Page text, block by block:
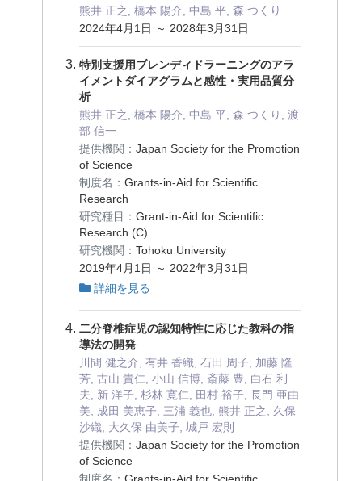
熊井 正之, 橋本 陽介, 中島 平, 森 つくり
2024年4月1日 ～ 2028年3月31日
特別支援用ブレンディドラーニングのアラ
イメントダイアグラムと感性・実用品質分
析
熊井 正之, 橋本 陽介, 中島 平, 森 つくり, 渡
部 信一
提供機関： Japan Society for the Promotion
of Science
制度名： Grants-in-Aid for Scientific
Research
研究種目： Grant-in-Aid for Scientific
Research (C)
研究機関： Tohoku University
2019年4月1日 ～ 2022年3月31日
詳細を見る
二分脊椎症児の認知特性に応じた教科の指
導法の開発
川間 健之介, 有井 香織, 石田 周子, 加藤 隆
芳, 古山 貴仁, 小山 信博, 斎藤 豊, 白石 利
夫, 新 洋子, 杉林 寛仁, 田村 裕子, 長門 亜由
美, 成田 美恵子, 三浦 義也, 熊井 正之, 久保
沙織, 大久保 由美子, 城戸 宏則
提供機関： Japan Society for the Promotion
of Science
制度名： Grants-in-Aid for Scientific